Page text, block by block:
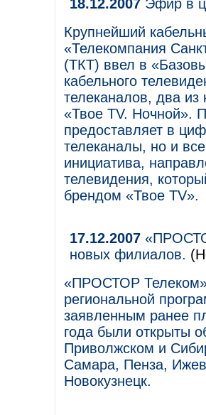
18.12.2007 Эфир в
Крупнейший
«Телекомпания
(ТКТ) ввел в
кабельного
телеканалов, два из
«Твое TV. Ночной».
предоставляет в
телеканалы, но и
инициатива,
телевидения,
брендом «Твое TV».
17.12.2007
новых филиалов.
«ПРОСТОР Телеком»
региональной
заявленным ранее
года были открыты
Приволжском и
Самара, Пенза,
Новокузнецк.